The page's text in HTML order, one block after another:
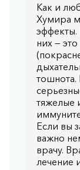
Как и
Хумира
эффекты.
них —
тошнота.
тяжелые
Если вы
важно
врачу.
лечение